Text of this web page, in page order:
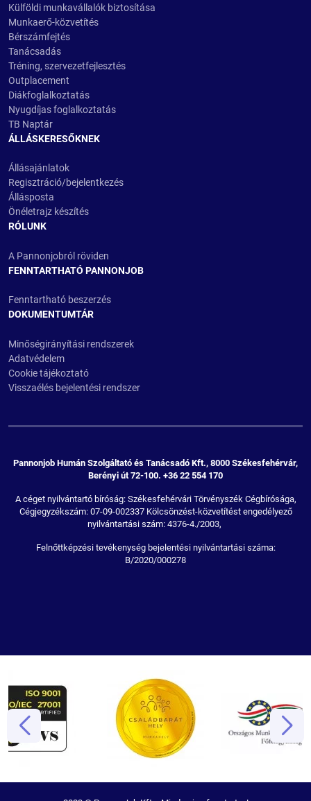
Külföldi munkavállalók biztosítása
Munkaerő-közvetítés
Bérszámfejtés
Tanácsadás
Tréning, szervezetfejlesztés
Outplacement
Diákfoglalkoztatás
Nyugdíjas foglalkoztatás
TB Naptár
ÁLLÁSKERESŐKNEK
Állásajánlatok
Regisztráció/bejelentkezés
Állásposta
Önéletrajz készítés
RÓLUNK
A Pannonjobról röviden
FENNTARTHATÓ PANNONJOB
Fenntartható beszerzés
DOKUMENTUMTÁR
Minőségirányítási rendszerek
Adatvédelem
Cookie tájékoztató
Visszaélés bejelentési rendszer
Pannonjob Humán Szolgáltató és Tanácsadó Kft., 8000 Székesfehérvár,
Berényi út 72-100. +36 22 554 170
A céget nyilvántartó bíróság: Székesfehérvári Törvényszék Cégbírósága,
Cégjegyzékszám: 07-09-002337 Kölcsönzést-közvetítést engedélyező
nyilvántartási szám: 4376-4./2003,
Felnőttképzési tevékenység bejelentési nyilvántartási száma:
B/2020/000278